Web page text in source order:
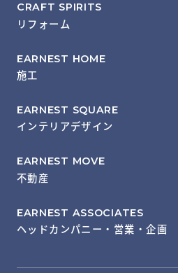
CRAFT SPIRITS
リフォーム
EARNEST HOME
施工
EARNEST SQUARE
インテリアデザイン
EARNEST MOVE
不動産
EARNEST ASSOCIATES
ヘッドカンパニー・営業・企画